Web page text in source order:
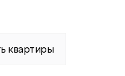
квартиры